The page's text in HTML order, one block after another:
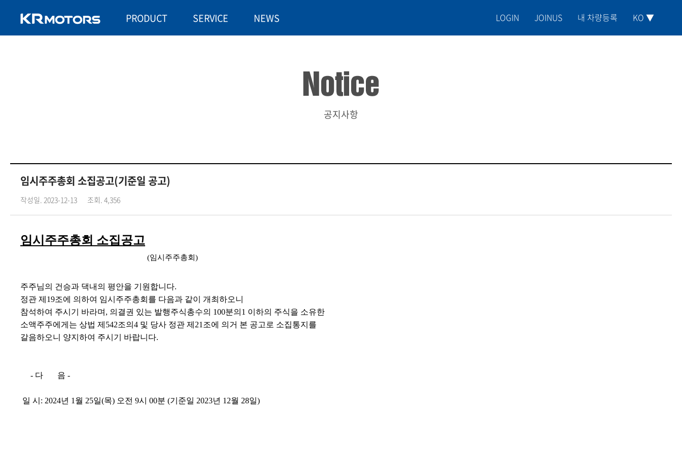
PRODUCT SERVICE NEWS LOGIN JOINUS 내 차량등록 KO ▼
공지사항
임시주주총회 소집공고(기준일 공고)
작성일. 2023-12-13 조회. 4,356
임시주주총회 소집공고
(임시주주총회)
주주님의 건승과 댁내의 평안을 기원합니다.
정관 제19조에 의하여 임시주주총회를 다음과 같이 개최하오니
참석하여 주시기 바라며, 의결권 있는 발행주식총수의 100분의1 이하의 주식을 소유한
소액주주에게는 상법 제542조의4 및 당사 정관 제21조에 의거 본 공고로 소집통지를
갈음하오니 양지하여 주시기 바랍니다.
- 다 음 -
일 시: 2024년 1월 25일(목) 오전 9시 00분 (기준일 2023년 12월 28일)